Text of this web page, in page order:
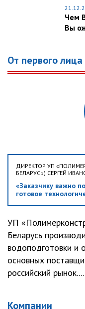
Чем
Вы
От первого лица
ДИРЕКТОР УП
БЕЛАРУСЬ) СЕРГЕЙ
«Заказчику важно
готовое
УП
Беларусь
водоподготовки и
основных
российский рынок....
Компании